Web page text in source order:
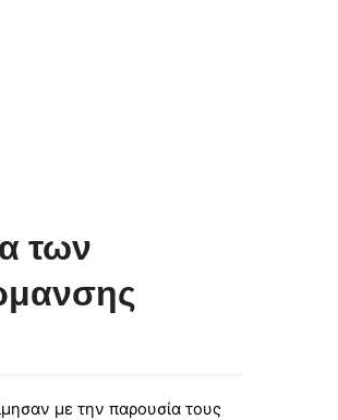
των
με την παρουσία τους